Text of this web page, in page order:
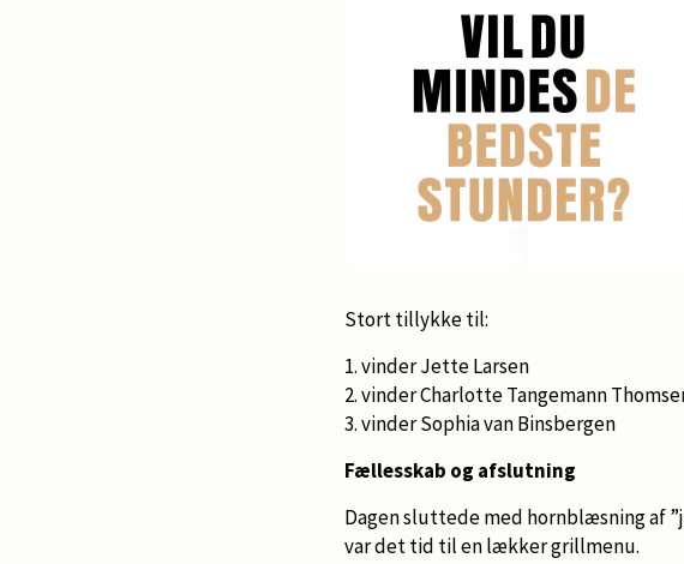
Stort tillykke til:
1. vinder Jette Larsen
2. vinder Charlotte Tangemann
3. vinder Sophia van Binsbergen
Fællesskab og afslutning
Dagen sluttede med hornblæsning af
var det tid til en lækker grillmenu.